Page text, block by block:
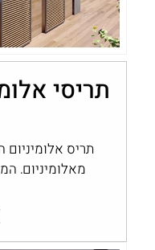
תריס
מאלומיניום,
ובחשיפה